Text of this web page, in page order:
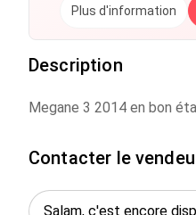
Plus d'information
Description
Megane 3 2014 en bon
Contacter le